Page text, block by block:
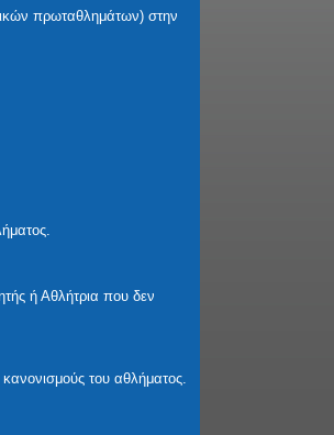
πρωταθλημάτων) στην
ή Αθλήτρια που δεν
του αθλήματος.